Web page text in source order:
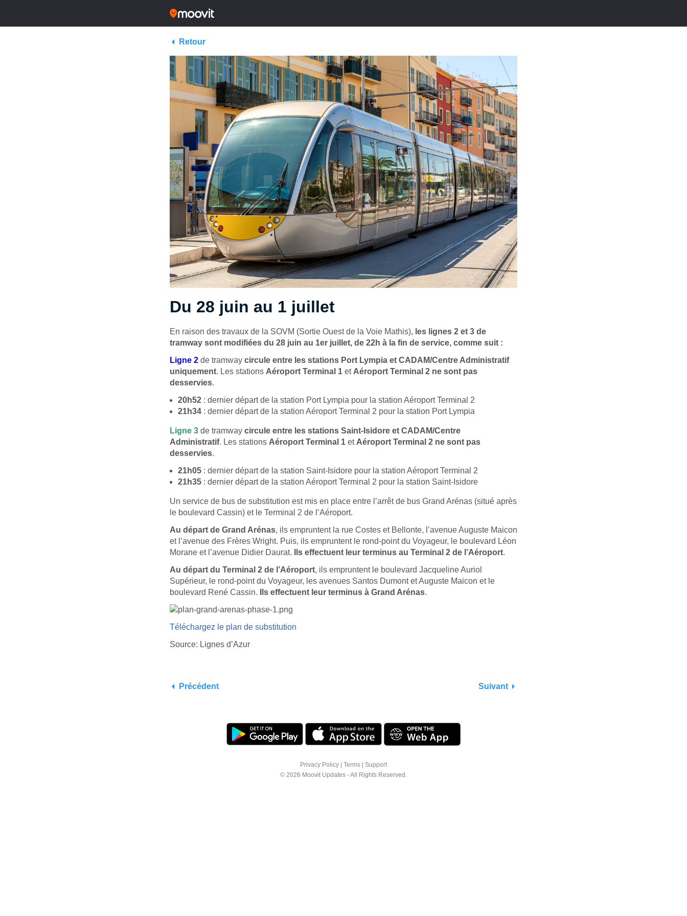
Retour
Du 28 juin au 1 juillet
En raison des travaux de la SOVM (Sortie Ouest de la Voie Mathis), les lignes 2 et 3 de
tramway sont modifiées du 28 juin au 1er juillet, de 22h à la fin de service, comme suit :
Ligne 2 de tramway circule entre les stations Port Lympia et CADAM/Centre Administratif
uniquement. Les stations Aéroport Terminal 1 et Aéroport Terminal 2 ne sont pas
desservies.
20h52 : dernier départ de la station Port Lympia pour la station Aéroport Terminal 2
21h34 : dernier départ de la station Aéroport Terminal 2 pour la station Port Lympia
Ligne 3 de tramway circule entre les stations Saint-Isidore et CADAM/Centre
Administratif. Les stations Aéroport Terminal 1 et Aéroport Terminal 2 ne sont pas
desservies.
21h05 : dernier départ de la station Saint-Isidore pour la station Aéroport Terminal 2
21h35 : dernier départ de la station Aéroport Terminal 2 pour la station Saint-Isidore
Un service de bus de substitution est mis en place entre l’arrêt de bus Grand Arénas (situé après
le boulevard Cassin) et le Terminal 2 de l’Aéroport.
Au départ de Grand Arénas, ils empruntent la rue Costes et Bellonte, l’avenue Auguste Maicon
et l’avenue des Frères Wright. Puis, ils empruntent le rond-point du Voyageur, le boulevard Léon
Morane et l’avenue Didier Daurat.
Ils effectuent leur terminus au Terminal 2 de l’Aéroport.
Au départ du Terminal 2 de l’Aéroport, ils empruntent le boulevard Jacqueline Auriol
Supérieur, le rond-point du Voyageur, les avenues Santos Dumont et Auguste Maicon et le
boulevard René Cassin.
Ils effectuent leur terminus à Grand Arénas.
Téléchargez le plan de substitution
Source: Lignes d’Azur
Précédent Suivant
Privacy Policy | Terms | Support
© 2026 Moovit Updates - All Rights Reserved.